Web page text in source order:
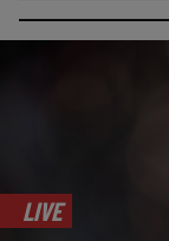
LIVE